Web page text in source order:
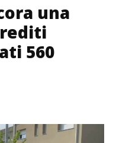
una
560